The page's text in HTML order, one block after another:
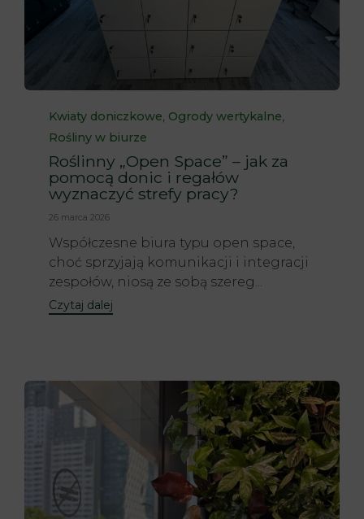
Category
Kwiaty doniczkowe, Ogrody wertykalne,
Rośliny w biurze
Roślinny „Open Space” – jak za
pomocą donic i regałów
wyznaczyć strefy pracy?
26 marca 2026
Współczesne biura typu open space,
choć sprzyjają komunikacji i integracji
zespołów, niosą ze sobą szereg...
Czytaj dalej